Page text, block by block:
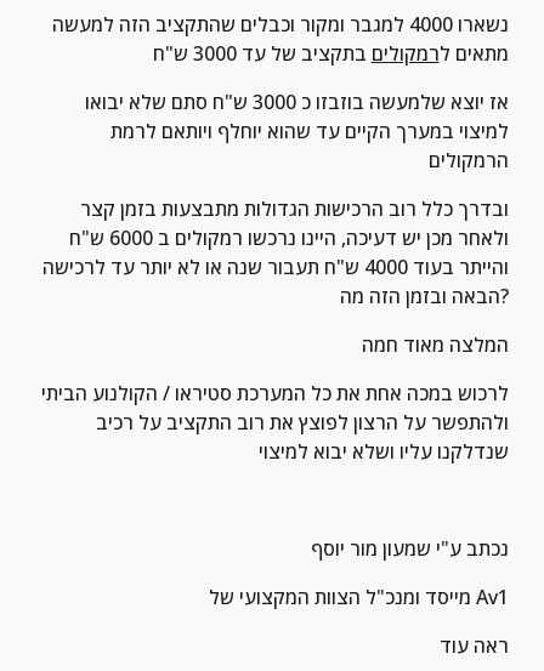
מתאים לרמקולים בתקציב של עד 3000 ש"ח
הרמקולים
הבאה ובזמן הזה מה?
המלצה מאוד חמה
שנדלקנו עליו ושלא יבוא למיצוי
נכתב ע"י שמעון מור יוסף
מייסד ומנכ"ל הצוות המקצועי של Av1
ראה עוד